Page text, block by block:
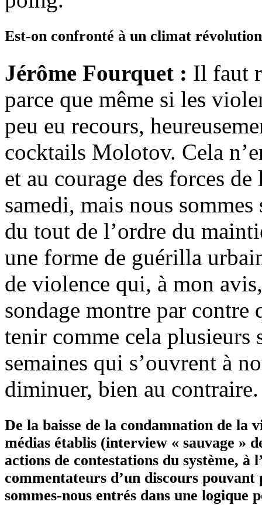
Est-on confronté à un climat
Jérôme Fourquet : Il faut
parce que même si les
peu eu recours,
cocktails Molotov. Cela
et au courage des forces
samedi, mais nous
du tout de l’ordre du
une forme de guérilla
de violence qui, à mon
sondage montre par contre
tenir comme cela plusieurs
semaines qui s’ouvrent à
diminuer, bien au
De la baisse de la condamnation de la
médias établis (interview « sauvage »
actions de contestations du système,
commentateurs d’un discours
sommes-nous entrés dans une